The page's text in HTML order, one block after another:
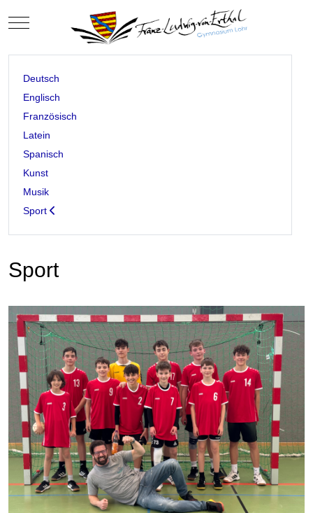
Mobile Menu Toggle
Deutsch
Englisch
Französisch
Latein
Spanisch
Kunst
Musik
Sport
Sport